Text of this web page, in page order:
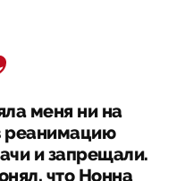
меня ни на
реанимацию
и запрещали.
что Нонна